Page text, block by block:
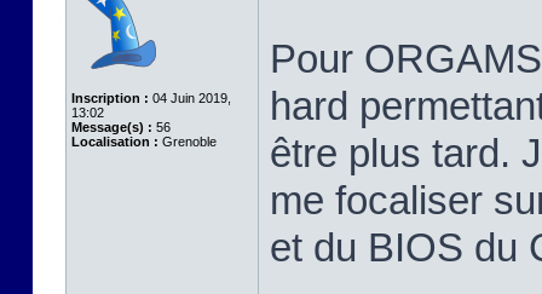
Inscription : 04 Juin 2019,
13:02
Message(s) : 56
Localisation : Grenoble
Pour
hard
être plus tard.
me focaliser
et du BIOS du